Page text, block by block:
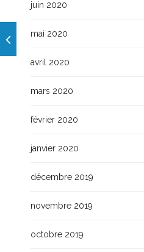
juin 2020
mai 2020
avril 2020
mars 2020
février 2020
janvier 2020
décembre 2019
novembre 2019
octobre 2019